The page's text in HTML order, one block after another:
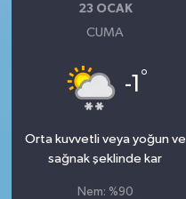
23 OCAK
CUMA
-1 °
Orta kuvvetli veya yoğun ve
sağnak şeklinde kar
Nem: %90